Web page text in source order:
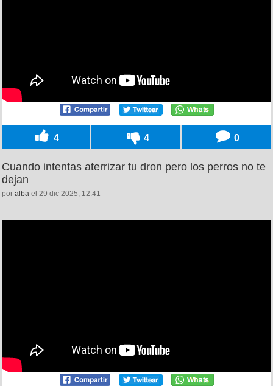
4 4 0
Cuando intentas aterrizar tu dron pero los perros no te
dejan
por alba el 29 dic 2025, 12:41